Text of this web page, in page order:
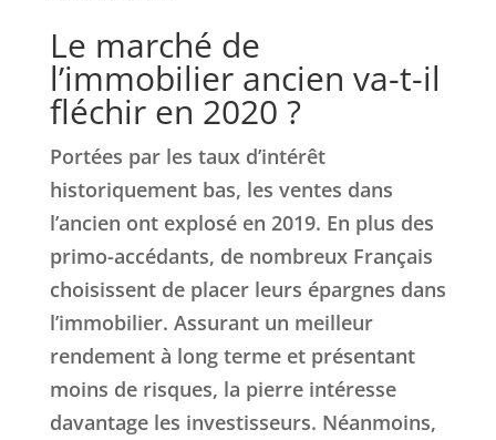
Le marché de
l’immobilier ancien va-t-il
fléchir en 2020 ?
Portées par les taux d’intérêt
historiquement bas, les ventes dans
l’ancien ont explosé en 2019. En plus des
primo-accédants, de nombreux Français
choisissent de placer leurs épargnes dans
l’immobilier. Assurant un meilleur
rendement à long terme et présentant
moins de risques, la pierre intéresse
davantage les investisseurs. Néanmoins,